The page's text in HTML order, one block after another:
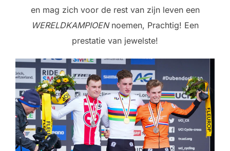
en mag zich voor de rest van zijn leven een
WERELDKAMPIOENnoemen, Prachtig! Een
prestatie van jewelste!